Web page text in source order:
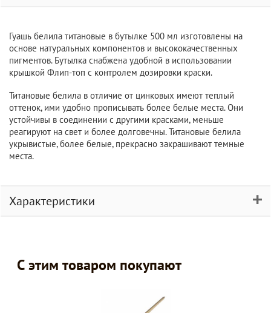
Гуашь белила титановые в бутылке 500 мл изготовлены на
основе натуральных компонентов и высококачественных
пигментов. Бутылка снабжена удобной в использовании
крышкой Флип-топ с контролем дозировки краски.
Титановые белила в отличие от цинковых имеют теплый
оттенок, ими удобно прописывать более белые места. Они
устойчивы в соединении с другими красками, меньше
реагируют на свет и более долговечны. Титановые белила
укрывистые, более белые, прекрасно закрашивают темные
места.
Характеристики
С этим товаром покупают